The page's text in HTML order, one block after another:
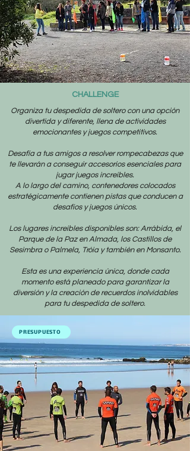
CHALLENGE
Organiza tu despedida de soltero con una opción
divertida y diferente, llena de actividades
emocionantes y juegos competitivos.
Desafía a tus amigos a resolver rompecabezas que
te llevarán a conseguir accesorios esenciales para
jugar juegos increíbles.
A lo largo del camino, contenedores colocados
estratégicamente contienen pistas que conducen a
desafíos y juegos únicos.
Los lugares increíbles disponibles son: Arrábida, el
Parque de la Paz en Almada, los Castillos de
Sesimbra o Palmela, Tróia y también en Monsanto.
Esta es una experiencia única, donde cada
momento está planeado para garantizar la
diversión y la creación de recuerdos inolvidables
para tu despedida de soltero.
PRESUPUESTO